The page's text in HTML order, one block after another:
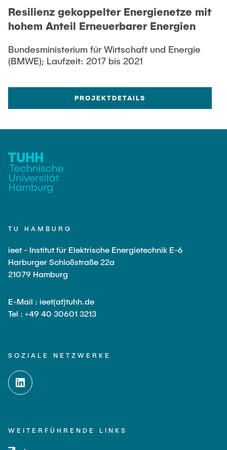
Resilienz gekoppelter Energienetze mit
hohem Anteil Erneuerbarer Energien
Bundesministerium für Wirtschaft und Energie
(BMWE); Laufzeit: 2017 bis 2021
PROJEKTDETAILS
TU HAMBURG
ieet - Institut für Elektrische Energietechnik E-6
Harburger Schloßstraße 22a
21079 Hamburg
E-Mail : ieet(at)tuhh.de
Tel : +49 40 30601 3213
SOZIALE NETZWERKE
WEITERFÜHRENDE LINKS